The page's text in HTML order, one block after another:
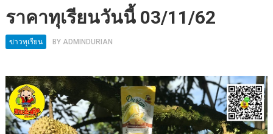
ราคาทุเรียนวันนี้ 03/11/62
ข่าวทุเรียน BY ADMINDURIAN